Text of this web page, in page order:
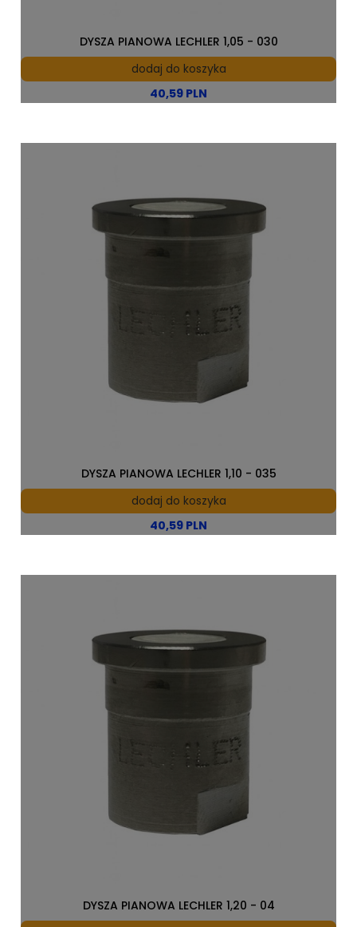
40,59 PLN
DYSZA PIANOWA LECHLER 1,05 - 030
dodaj do koszyka
40,59 PLN
DYSZA PIANOWA LECHLER 1,10 - 035
dodaj do koszyka
DYSZA PIANOWA LECHLER 1,20 - 04